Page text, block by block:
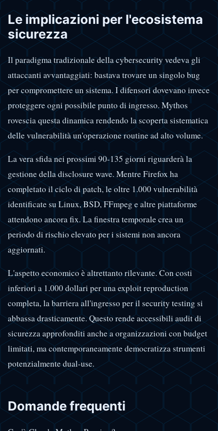
Le implicazioni per l'ecosistema
sicurezza
Il paradigma tradizionale della cybersecurity vedeva gli
attaccanti avvantaggiati: bastava trovare un singolo bug
per compromettere un sistema. I difensori dovevano invece
proteggere ogni possibile punto di ingresso. Mythos
rovescia questa dinamica rendendo la scoperta sistematica
delle vulnerabilità un'operazione routine ad alto volume.
La vera sfida nei prossimi 90-135 giorni riguarderà la
gestione della disclosure wave. Mentre Firefox ha
completato il ciclo di patch, le oltre 1.000 vulnerabilità
identificate su Linux, BSD, FFmpeg e altre piattaforme
attendono ancora fix. La finestra temporale crea un
periodo di rischio elevato per i sistemi non ancora
aggiornati.
L'aspetto economico è altrettanto rilevante. Con costi
inferiori a 1.000 dollari per una exploit reproduction
completa, la barriera all'ingresso per il security testing si
abbassa drasticamente. Questo rende accessibili audit di
sicurezza approfonditi anche a organizzazioni con budget
limitati, ma contemporaneamente democratizza strumenti
potenzialmente dual-use.
Domande frequenti